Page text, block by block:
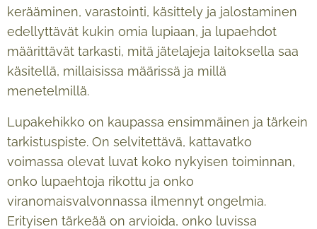
kerääminen, varastointi, käsittely ja jalostaminen
edellyttävät kukin omia lupiaan, ja lupaehdot
määrittävät tarkasti, mitä jätelajeja laitoksella saa
käsitellä, millaisissa määrissä ja millä
menetelmillä.
Lupakehikko on kaupassa ensimmäinen ja tärkein
tarkistuspiste. On selvitettävä, kattavatko
voimassa olevat luvat koko nykyisen toiminnan,
onko lupaehtoja rikottu ja onko
viranomaisvalvonnassa ilmennyt ongelmia.
Erityisen tärkeää on arvioida, onko luvissa